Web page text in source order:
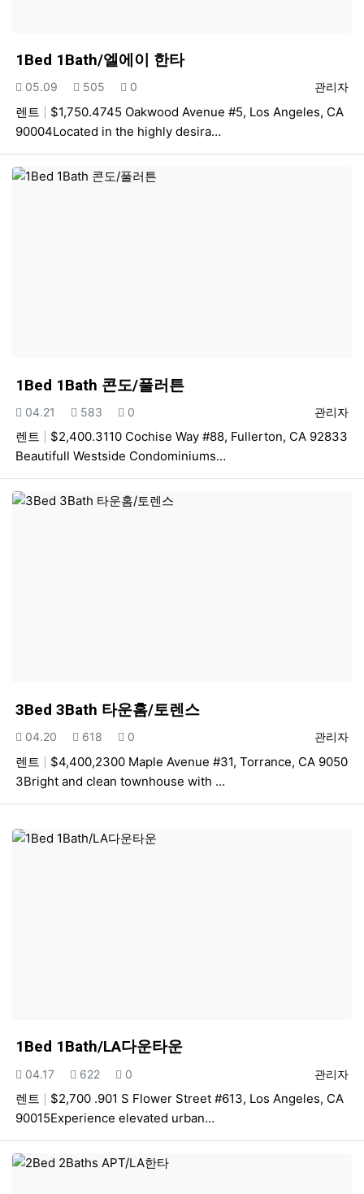
1Bed 1Bath/엘에이 한타
등록자
관리자
등록일
05.09 조회
505 추천
0
렌트
$1,750.4745 Oakwood Avenue #5, Los Angeles, CA
90004Located in the highly desira…
1Bed 1Bath 콘도/풀러튼
등록자
관리자
등록일
04.21 조회
583 추천
0
렌트
$2,400.3110 Cochise Way #88, Fullerton, CA 92833
Beautifull Westside Condominiums…
3Bed 3Bath 타운홈/토렌스
등록자
관리자
등록일
04.20 조회
618 추천
0
렌트
$4,400,2300 Maple Avenue #31, Torrance, CA 9050
3Bright and clean townhouse with …
1Bed 1Bath/LA다운타운
등록자
관리자
등록일
04.17 조회
622 추천
0
렌트
$2,700 .901 S Flower Street #613, Los Angeles, CA
90015Experience elevated urban…